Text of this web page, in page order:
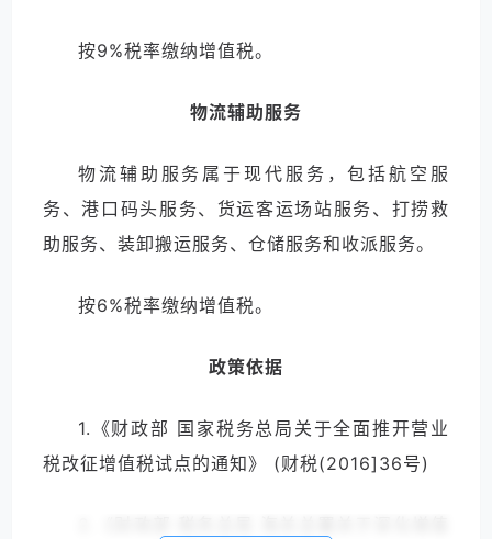
按9%税率缴纳增值税。
物流辅助服务
物流辅助服务属于现代服务，包括航空服
务、港口码头服务、货运客运场站服务、打捞救
助服务、装卸搬运服务、仓储服务和收派服务。
按6%税率缴纳增值税。
政策依据
1.《财政部 国家税务总局关于全面推开营业
税改征增值税试点的通知》 (财税(2016]36号)